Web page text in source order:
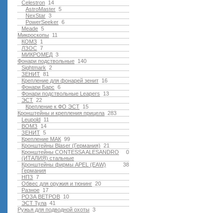
14
Celestron
5
AstroMaster
3
NexStar
6
PowerSeeker
5
Meade
11
Микроскопы
1
КОМЗ
7
ЛЗОС
3
МИКРОМЕД
140
Фонари подствольные
2
Sightmark
81
ЗЕНИТ
16
Крепление для фонарей зенит
6
Фонари Барс
13
Фонари подствольные Leapers
22
ЭСТ
15
Крепление к ФО ЭСТ
283
Кронштейны и крепления прицела
11
Leupold
14
ВОМЗ
5
ЗЕНИТ
99
Крепление МАК
21
Кронштейны Blaser (Германия)
0
Кронштейны CONTESSA ALESANDRO
(ИТАЛИЯ) стальные
38
Кронштейны фирмы APEL (EAW)
Германия
7
НПЗ
20
Обвес для оружия и тюнинг
17
Разное
10
РОЗА ВЕТРОВ
41
ЭСТ Тула
3
Ружья для подводной оxоты